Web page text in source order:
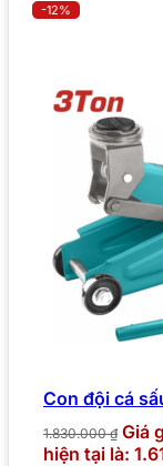
-12%
Con đội cá
1.830.000₫ Giá
hiện tại là: